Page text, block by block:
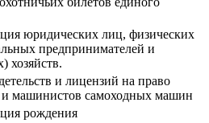
юридических лиц, физических
предпринимателей и
хозяйств.
и лицензий на право
и машинистов самоходных машин
рождения